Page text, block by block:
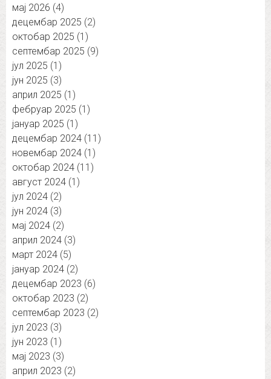
мај 2026 (4)
децембар 2025 (2)
октобар 2025 (1)
септембар 2025 (9)
јул 2025 (1)
јун 2025 (3)
април 2025 (1)
фебруар 2025 (1)
јануар 2025 (1)
децембар 2024 (11)
новембар 2024 (1)
октобар 2024 (11)
август 2024 (1)
јул 2024 (2)
јун 2024 (3)
мај 2024 (2)
април 2024 (3)
март 2024 (5)
јануар 2024 (2)
децембар 2023 (6)
октобар 2023 (2)
септембар 2023 (2)
јул 2023 (3)
јун 2023 (1)
мај 2023 (3)
април 2023 (2)